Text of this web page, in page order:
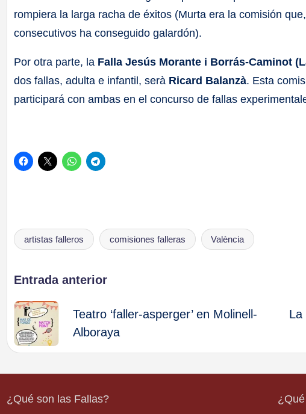
rompiera la larga racha de éxitos (Murta era la comisión
consecutivos ha conseguido galardón).
Por otra parte, la Falla Jesús Morante i Borrás-Caminot
dos fallas, adulta e infantil, serà Ricard Balanzà. Esta
participará con ambas en el concurso de fallas
Etiquetas:
artistas falleros comisiones falleras València
Navegación
de
entradas
Entrada anterior
Teatro ‘faller-asperger’ en Molinell-
Alboraya
La
¿Qué son las Fallas?